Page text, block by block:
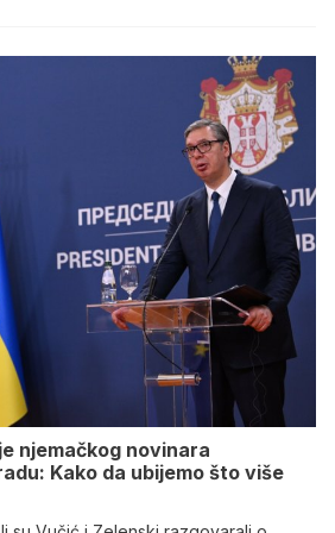
njemačkog novinara
Kako da ubijemo što više